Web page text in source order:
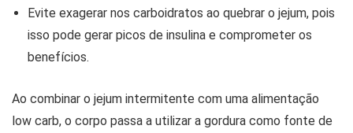
Evite exagerar nos carboidratos ao quebrar o jejum, pois
isso pode gerar picos de insulina e comprometer os
benefícios.
Ao combinar o jejum intermitente com uma alimentação
low carb, o corpo passa a utilizar a gordura como fonte de